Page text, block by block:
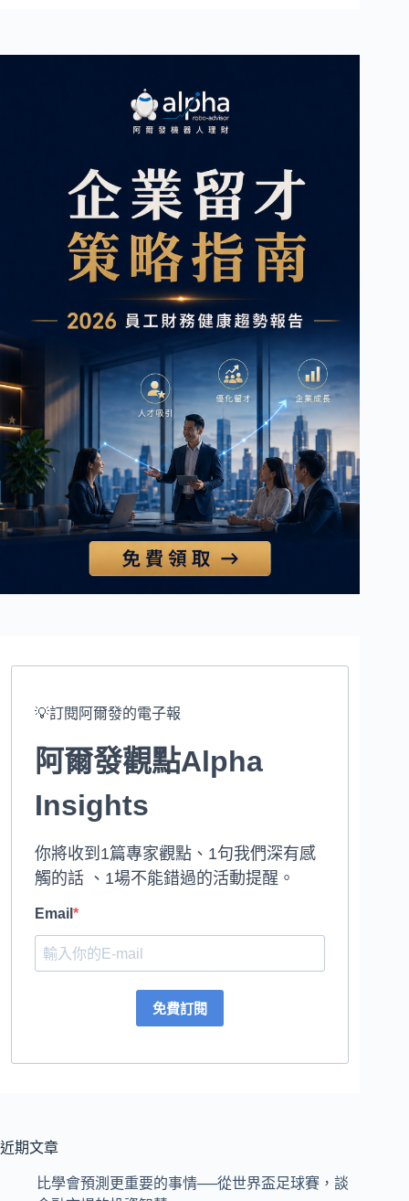
💡訂閱阿爾發的電子報
阿爾發觀點Alpha
Insights
你將收到1篇專家觀點、1句我們深有感
觸的話 、1場不能錯過的活動提醒。
Email
免費訂閱
近期文章
比學會預測更重要的事情──從世界盃足球賽，談